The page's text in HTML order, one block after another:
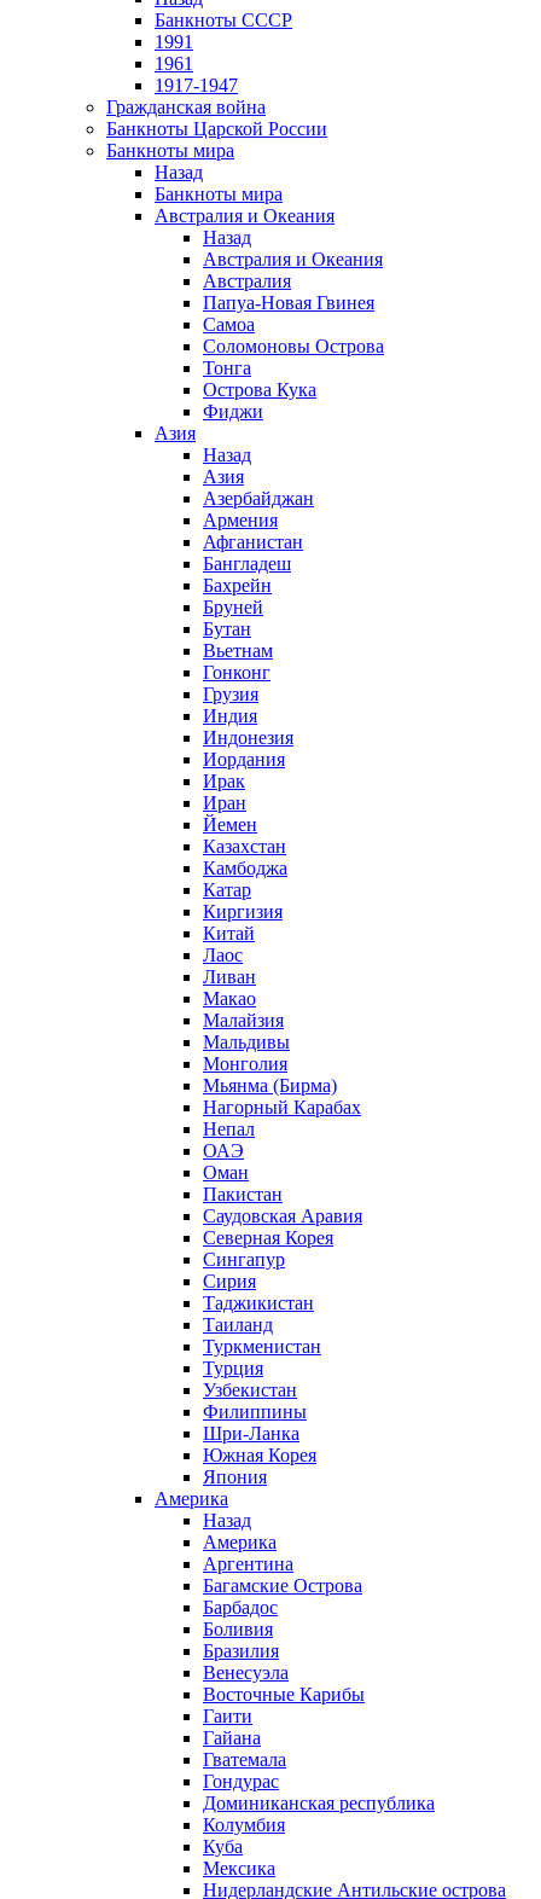
Банкноты СССР
1991
1961
1917-1947
Гражданская война
Банкноты Царской России
Банкноты мира
Назад
Банкноты мира
Австралия и Океания
Назад
Австралия и Океания
Австралия
Папуа-Новая Гвинея
Самоа
Соломоновы Острова
Тонга
Острова Кука
Фиджи
Азия
Назад
Азия
Азербайджан
Армения
Афганистан
Бангладеш
Бахрейн
Бруней
Бутан
Вьетнам
Гонконг
Грузия
Индия
Индонезия
Иордания
Ирак
Иран
Йемен
Казахстан
Камбоджа
Катар
Киргизия
Китай
Лаос
Ливан
Макао
Малайзия
Мальдивы
Монголия
Мьянма (Бирма)
Нагорный Карабах
Непал
ОАЭ
Оман
Пакистан
Саудовская Аравия
Северная Корея
Сингапур
Сирия
Таджикистан
Таиланд
Туркменистан
Турция
Узбекистан
Филиппины
Шри-Ланка
Южная Корея
Япония
Америка
Назад
Америка
Аргентина
Багамские Острова
Барбадос
Боливия
Бразилия
Венесуэла
Восточные Карибы
Гаити
Гайана
Гватемала
Гондурас
Доминиканская республика
Колумбия
Куба
Мексика
Нидерландские Антильские острова